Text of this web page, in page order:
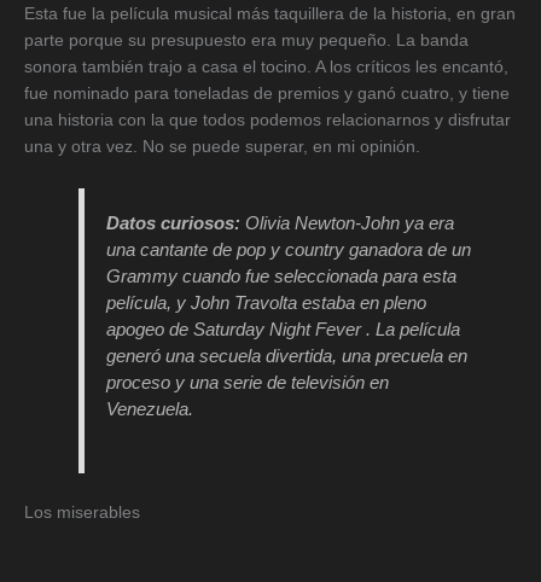
Esta fue la película musical más taquillera de la historia, en gran
parte porque su presupuesto era muy pequeño. La banda
sonora también trajo a casa el tocino. A los críticos les encantó,
fue nominado para toneladas de premios y ganó cuatro, y tiene
una historia con la que todos podemos relacionarnos y disfrutar
una y otra vez. No se puede superar, en mi opinión.
Datos curiosos:Olivia Newton-John ya era
una cantante de pop y country ganadora de un
Grammy cuando fue seleccionada para esta
película, y John Travolta estaba en pleno
apogeo deSaturday Night Fever. La película
generó una secuela divertida, una precuela en
proceso y una serie de televisión en
Venezuela.
Los miserables